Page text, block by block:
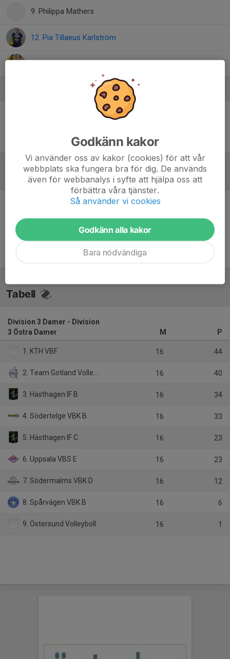
9. Philippa Mathers
12. Pia Tillaeus Karlström
Tränare
Marie HanssonHuvudtränare
Referat
Tabell
Division 3 Damer - Division
3 Östra Damer
M P
1. KTH VBF 16 44
2. Team Gotland Volleybollklubb 16 40
3. Hästhagen IF B 16 34
4. Södertelge VBK B 16 33
5. Hästhagen IF C 16 23
6. Uppsala VBS E 16 23
7. Södermalms VBK D 16 12
8. Spårvägen VBK B 16 6
9. Östersund Volleyboll 16 1
Godkänn kakor
Vi använder oss av kakor (cookies) för att vår
webbplats ska fungera bra för dig. De används
även för webbanalys i syfte att hjälpa oss att
förbättra våra tjänster.
Så använder vi cookies
Godkänn alla kakor
Bara nödvändiga